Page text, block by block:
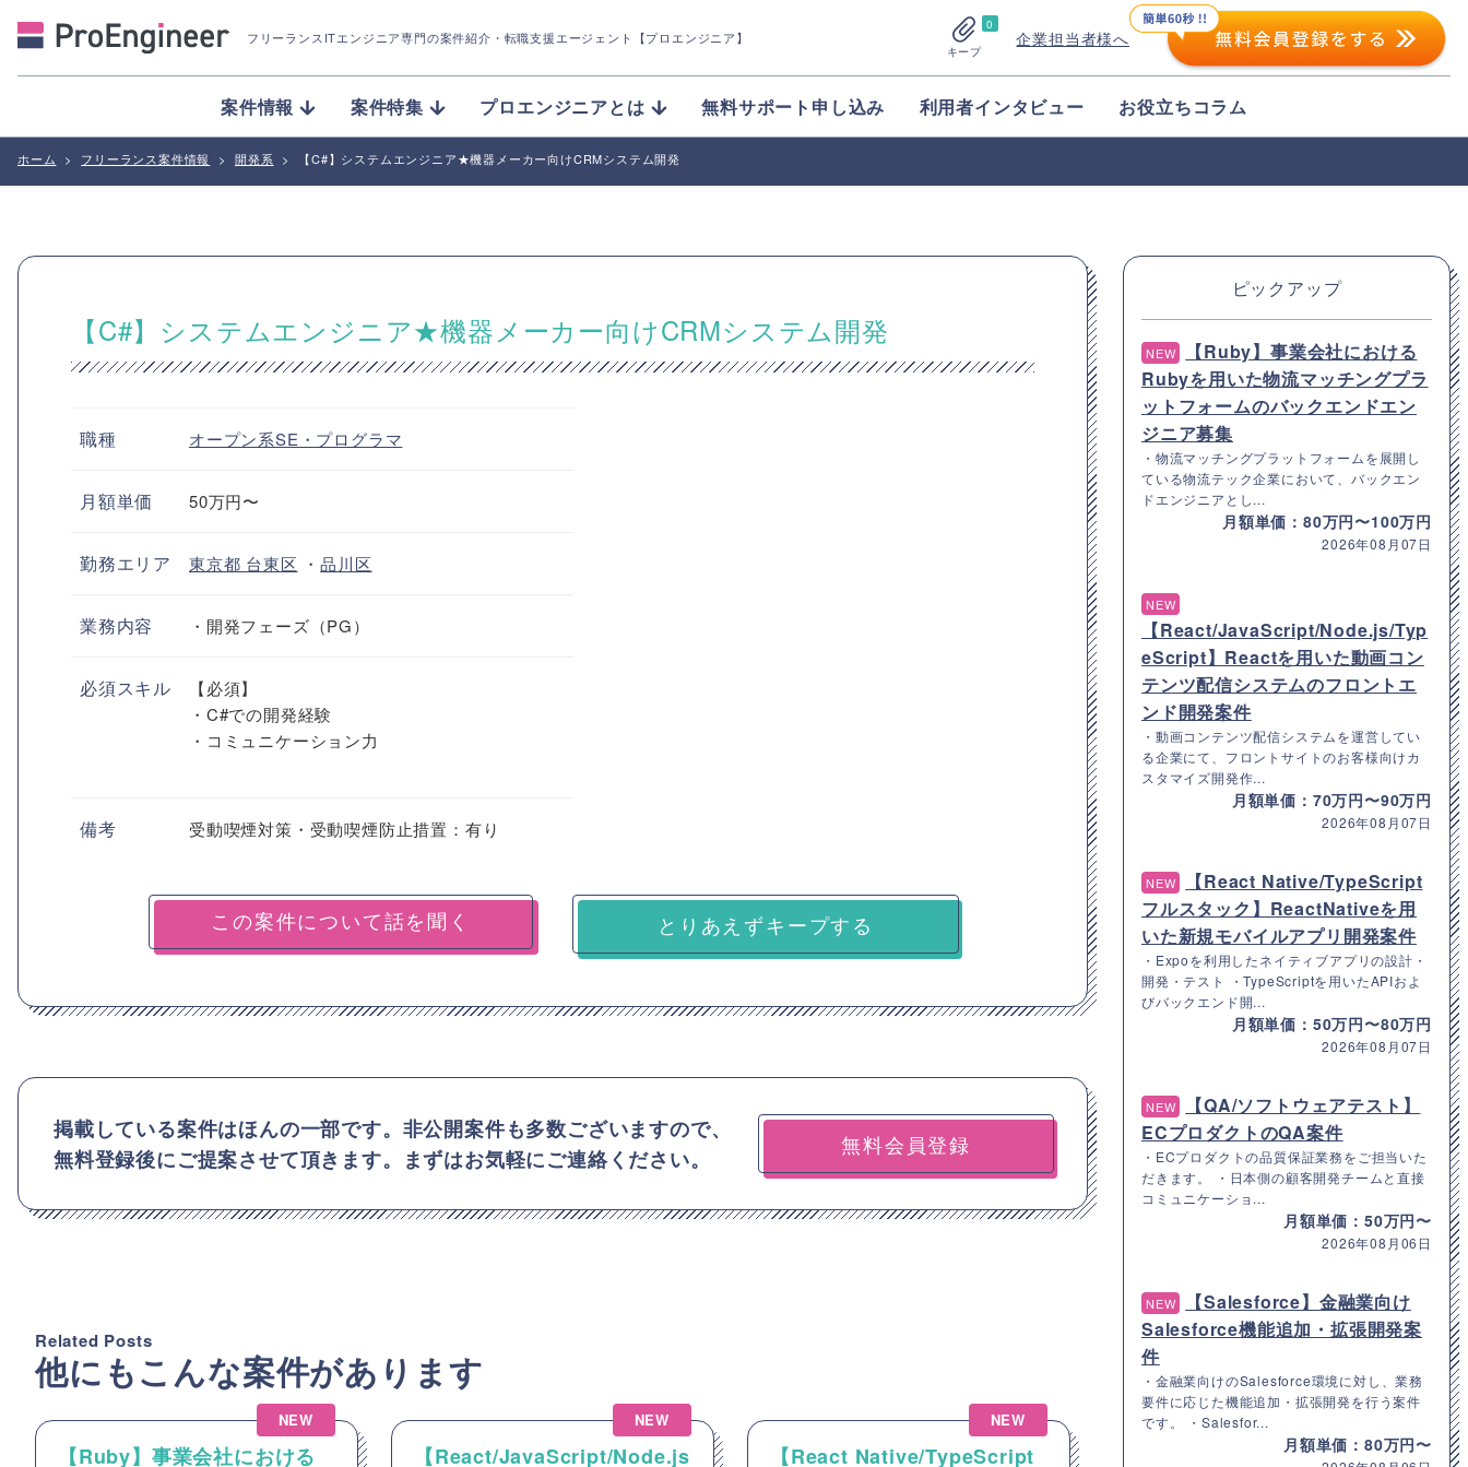
フリーランスITエンジニア専門の案件紹介 ・転職支援エージェント【プロエンジニア】
0
キープ
企業担当者様へ
案件情報 案件特集 プロエンジニアとは 無料サポート申し込み 利用者インタビュー お役立ちコラム
ホーム > フリーランス案件情報 > 開発系 > 【C#】システムエンジニア★機器メーカー向けCRMシステム開発
【C#】システムエンジニア★機器メーカー向けCRMシステム開発
職種 オープン系SE・プログラマ
月額単価 50万円〜
勤務エリア 東京都 台東区 ・品川区
業務内容 ・開発フェーズ（PG）
必須スキル
【必須】
・C#での開発経験
・コミュニケーション力
備考 受動喫煙対策・受動喫煙防止措置：有り
とりあえずキープする
掲載している案件はほんの一部です。非公開案件も多数ございますので、
無料登録後にご提案させて頂きます。まずはお気軽にご連絡ください。
無料会員登録
Related Posts
他にもこんな案件があります
NEW
【Ruby】事業会社における
NEW
【React/JavaScript/Node.js
NEW
【React Native/TypeScript
【Salesforce】製造業向けの
ピックアップ
NEW
【Ruby】事業会社における
Rubyを用いた物流マッチングプラ
ットフォームのバックエンドエン
ジニア募集
・物流マッチングプラットフォームを展開し
ている物流テック企業において、バックエン
ドエンジニアとし...
月額単価：80万円〜100万円
2026年08月07日
NEW
【React/JavaScript/Node.js/Typ
eScript】Reactを用いた動画コン
テンツ配信システムのフロントエ
ンド開発案件
・動画コンテンツ配信システムを運営してい
る企業にて、フロントサイトのお客様向けカ
スタマイズ開発作...
月額単価：70万円〜90万円
2026年08月07日
NEW
【React Native/TypeScript
フルスタック】ReactNativeを用
いた新規モバイルアプリ開発案件
・Expoを利用したネイティブアプリの設計・
開発・テスト ・TypeScriptを用いたAPIおよ
びバックエンド開...
月額単価：50万円〜80万円
2026年08月07日
NEW
【QA/ソフトウェアテスト】
ECプロダクトのQA案件
・ECプロダクトの品質保証業務をご担当いた
だきます。 ・日本側の顧客開発チームと直接
コミュニケーショ...
月額単価：50万円〜
2026年08月06日
NEW
【Salesforce】金融業向け
Salesforce機能追加・拡張開発案
件
・金融業向けのSalesforce環境に対し、業務
要件に応じた機能追加・拡張開発を行う案件
です。 ・Salesfor...
月額単価：80万円〜